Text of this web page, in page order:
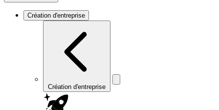
Création d'entreprise
Création d'entreprise